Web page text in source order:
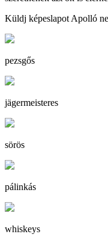
Küldj képeslapot Apolló
pezsgős
jägermeisteres
sörös
pálinkás
whiskeys